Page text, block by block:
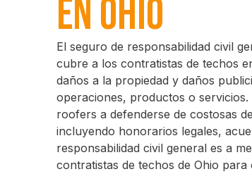
en Ohio
El seguro de responsabilidad civil
cubre a los contratistas de techos
daños a la propiedad y daños
operaciones, productos o
roofers a defenderse de costosas
incluyendo honorarios legales,
responsabilidad civil general es a
contratistas de techos de Ohio